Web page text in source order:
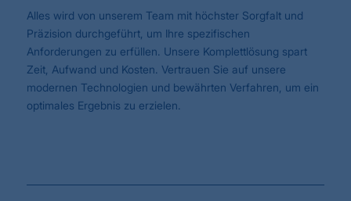
Alles wird von unserem Team mit höchster Sorgfalt und
Präzision durchgeführt, um Ihre spezifischen
Anforderungen zu erfüllen. Unsere Komplettlösung spart
Zeit, Aufwand und Kosten. Vertrauen Sie auf unsere
modernen Technologien und bewährten Verfahren, um ein
optimales Ergebnis zu erzielen.